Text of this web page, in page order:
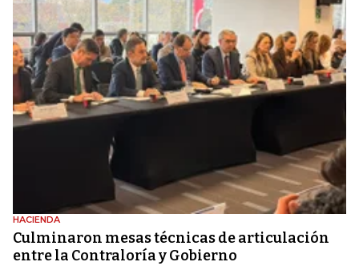
HACIENDA
Culminaron mesas técnicas de articulación
entre la Contraloría y Gobierno